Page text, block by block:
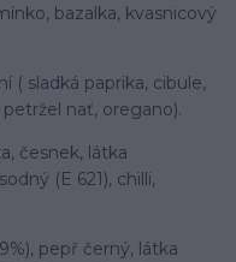
bazalka, kvasnicový
( sladká paprika, cibule,
nať, oregano).
česnek, látka
(E 621), chilli,
pepř černý, látka